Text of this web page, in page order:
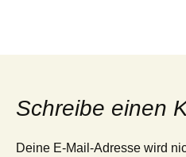
Schreibe einen
Deine E-Mail-Adresse wird